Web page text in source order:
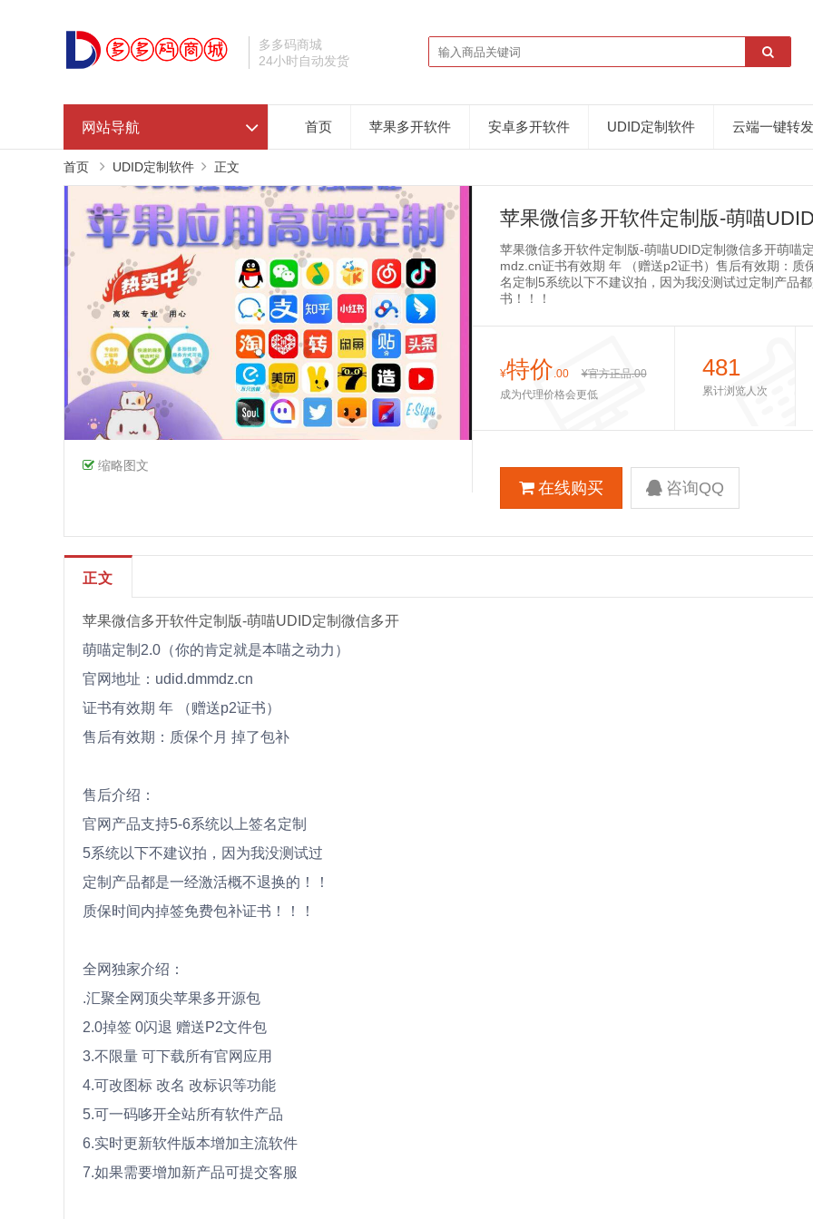
多多码商城
24小时自动发货
网站导航 首页 苹果多开软件 安卓多开软件 UDID定制软件 云端一键转发
首页 UDID定制软件 正文
缩略图文
苹果微信多开软件定制版-萌喵
苹果微信多开软件定制版-萌喵UDID定制微信多开萌喵
mdz.cn证书有效期 年 （赠送p2证书）售后有效期：
名定制5系统以下不建议拍，因为我没测试过定制产品
书！！！
¥特价.00 ¥官方正品.00
成为代理价格会更低
481
累计浏览人次
在线购买 咨询QQ
正文
苹果微信多开软件定制版-萌喵UDID定制微信多开
萌喵定制2.0（你的肯定就是本喵之动力）
官网地址：udid.dmmdz.cn
证书有效期 年 （赠送p2证书）
售后有效期：质保个月 掉了包补
售后介绍：
官网产品支持5-6系统以上签名定制
5系统以下不建议拍，因为我没测试过
定制产品都是一经激活概不退换的！！
质保时间内掉签免费包补证书！！！
全网独家介绍：
.汇聚全网顶尖苹果多开源包
2.0掉签 0闪退 赠送P2文件包
3.不限量 可下载所有官网应用
4.可改图标 改名 改标识等功能
5.可一码哆开全站所有软件产品
6.实时更新软件版本增加主流软件
7.如果需要增加新产品可提交客服